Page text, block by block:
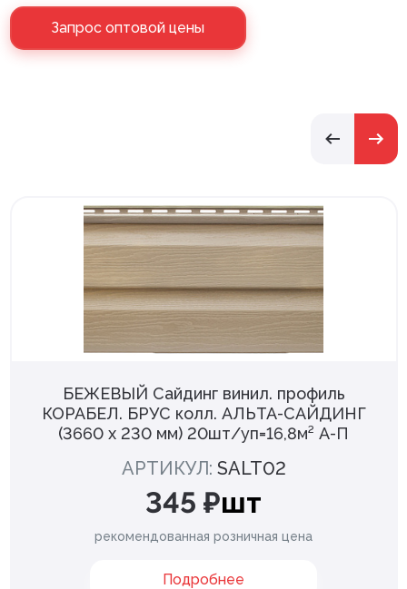
Запрос оптовой цены
БЕЖЕВЫЙ Сайдинг винил. профиль
КОРАБЕЛ. БРУС колл. АЛЬТА-САЙДИНГ
(3660 х 230 мм) 20шт/уп=16,8м² А-П
АРТИКУЛ: SALT02
345 ₽шт
рекомендованная розничная цена
Подробнее